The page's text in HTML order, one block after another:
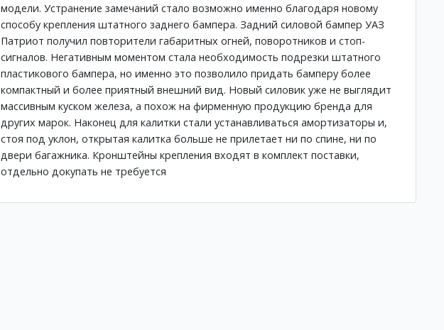
модели. Устранение замечаний стало возможно именно благодаря новому
способу крепления штатного заднего бампера. Задний силовой бампер УАЗ
Патриот получил повторители габаритных огней, поворотников и стоп-
сигналов. Негативным моментом стала необходимость подрезки штатного
пластикового бампера, но именно это позволило придать бамперу более
компактный и более приятный внешний вид. Новый силовик уже не выглядит
массивным куском железа, а похож на фирменную продукцию бренда для
других марок. Наконец для калитки стали устанавливаться амортизаторы и,
стоя под уклон, открытая калитка больше не прилетает ни по спине, ни по
двери багажника. Кронштейны крепления входят в комплект поставки,
отдельно докупать не требуется